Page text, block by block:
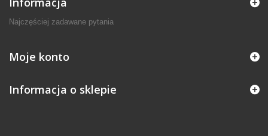
Najczęściej zadawane pytania
Moje konto
Informacja o sklepie